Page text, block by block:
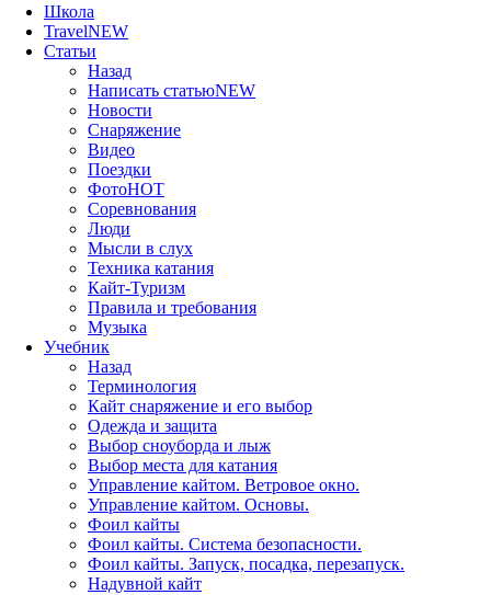
Школа
TravelNEW
Статьи
Назад
Написать статьюNEW
Новости
Снаряжение
Видео
Поездки
ФотоHOT
Соревнования
Люди
Мысли в слух
Техника катания
Кайт-Туризм
Правила и требования
Музыка
Учебник
Назад
Терминология
Кайт снаряжение и его выбор
Одежда и защита
Выбор сноуборда и лыж
Выбор места для катания
Управление кайтом. Ветровое окно.
Управление кайтом. Основы.
Фоил кайты
Фоил кайты. Система безопасности.
Фоил кайты. Запуск, посадка, перезапуск.
Надувной кайт